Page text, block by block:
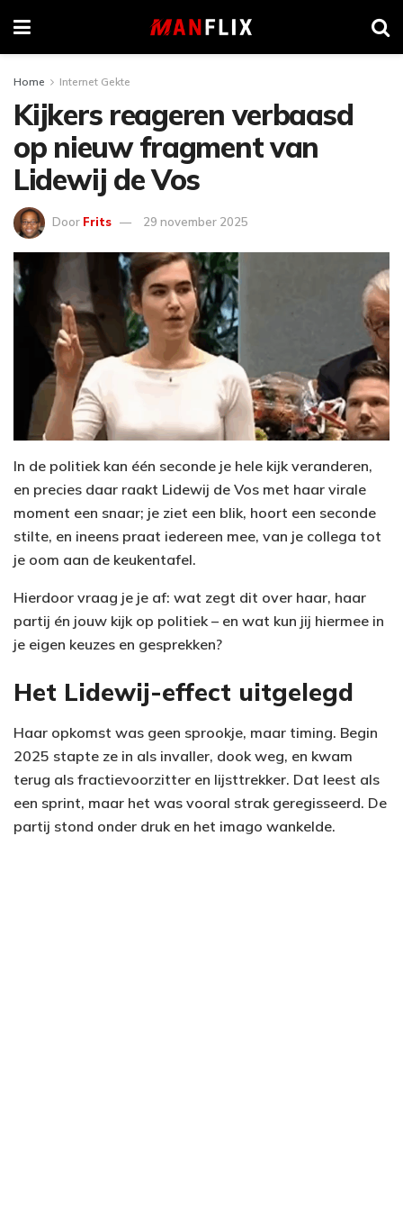
Home Internet Gekte
Kijkers reageren verbaasd
op nieuw fragment van
Lidewij de Vos
Door Frits 29 november 2025
In de politiek kan één seconde je hele kijk veranderen,
en precies daar raakt Lidewij de Vos met haar virale
moment een snaar; je ziet een blik, hoort een seconde
stilte, en ineens praat iedereen mee, van je collega tot
je oom aan de keukentafel.
Hierdoor vraag je je af: wat zegt dit over haar, haar
partij én jouw kijk op politiek – en wat kun jij hiermee in
je eigen keuzes en gesprekken?
Het Lidewij-effect uitgelegd
Haar opkomst was geen sprookje, maar timing. Begin
2025 stapte ze in als invaller, dook weg, en kwam
terug als fractievoorzitter en lijsttrekker. Dat leest als
een sprint, maar het was vooral strak geregisseerd. De
partij stond onder druk en het imago wankelde.